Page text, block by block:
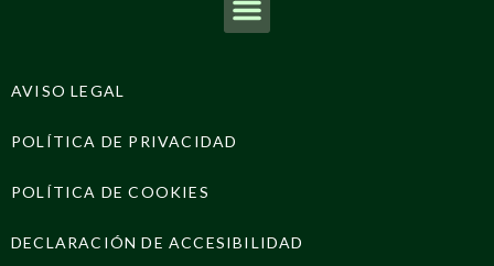
AVISO LEGAL
POLÍTICA DE PRIVACIDAD
POLÍTICA DE COOKIES
DECLARACIÓN DE ACCESIBILIDAD